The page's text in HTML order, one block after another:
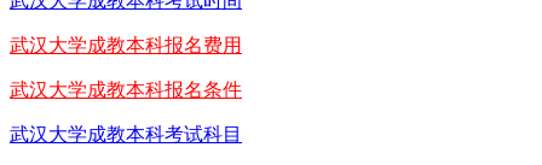
武汉大学成教本科报名费用
武汉大学成教本科报名条件
武汉大学成教本科考试科目